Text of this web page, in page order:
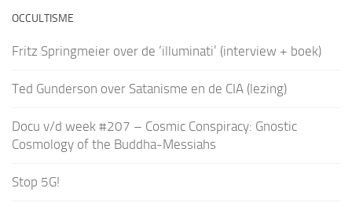
OCCULTISME
Fritz Springmeier over de ‘illuminati’ (interview + boek)
Ted Gunderson over Satanisme en de CIA (lezing)
Docu v/d week #207 – Cosmic Conspiracy: Gnostic
Cosmology of the Buddha-Messiahs
Stop 5G!